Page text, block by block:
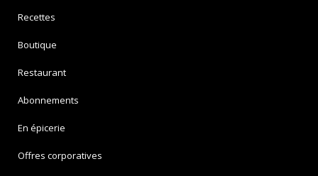
Recettes
Boutique
Restaurant
Abonnements
En épicerie
Offres corporatives